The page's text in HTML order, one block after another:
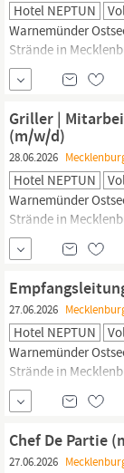
Hotel NEPTUN
Warnemünder
Strände in
einzigartige
Zimmern, den
unvergleichlichen
Griller |
(m/w/d)
28.06.2026
Hotel NEPTUN
Warnemünder
Strände in
einzigartige
Zimmern, den
unvergleichlichen
27.06.2026
Hotel NEPTUN
Warnemünder
Strände in
einzigartige
Zimmern, den
unvergleichlichen
Chef De Partie
27.06.2026